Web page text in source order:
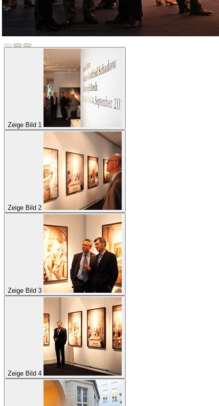
Zeige Bild 1
Zeige Bild 2
Zeige Bild 3
Zeige Bild 4